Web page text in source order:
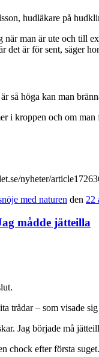
hudläkare på
när man är ute och till
det är för sent, säger
så höga kan man
i kroppen och om
nyheter/
med naturen den 22
mådde jätteilla
trådar – som visade
Jag började må
chock efter första